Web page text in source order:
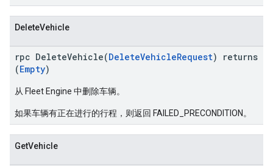
DeleteVehicle
rpc DeleteVehicle(DeleteVehicleRequest) returns
(Empty)
从 Fleet Engine 中删除车辆。
如果车辆有正在进行的行程，则返回 FAILED_PRECONDITION。
GetVehicle